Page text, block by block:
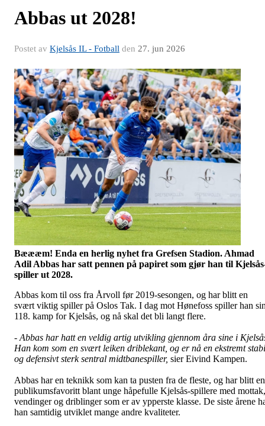
Abbas ut 2028!
Postet av Kjelsås IL - Fotball den 27. jun 2026
Bæææm! Enda en herlig nyhet fra Grefsen Stadion. Ahmad
Adil Abbas har satt pennen på papiret som gjør han til
spiller ut 2028.
Abbas kom til oss fra Årvoll før 2019-sesongen, og har blitt en
svært viktig spiller på Oslos Tak. I dag mot Hønefoss spiller han
118. kamp for Kjelsås, og nå skal det bli langt flere.
- Abbas har hatt en veldig artig utvikling gjennom åra sine i
Han kom som en svært leiken driblekant, og er nå en ekstremt
og defensivt sterk sentral midtbanespiller, sier Eivind Kampen.
Abbas har en teknikk som kan ta pusten fra de fleste, og har blitt en
publikumsfavoritt blant unge håpefulle Kjelsås-spillere med mottak,
vendinger og driblinger som er av ypperste klasse. De siste årene
han samtidig utviklet mange andre kvaliteter.